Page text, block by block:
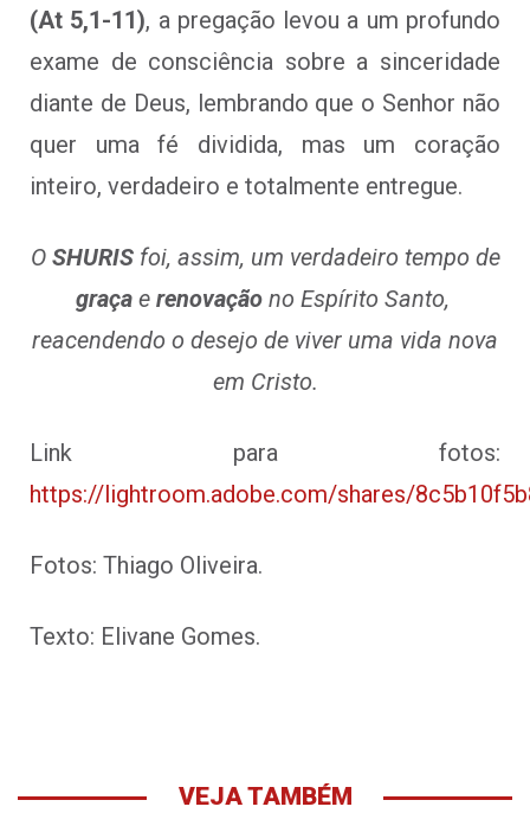
(At 5,1-11), a pregação levou a um profundo
exame de consciência sobre a sinceridade
diante de Deus, lembrando que o Senhor não
quer uma fé dividida, mas um coração
inteiro, verdadeiro e totalmente entregue.
OSHURIS foi, assim, um verdadeiro tempo de
graça e renovaçãono Espírito Santo,
reacendendo o desejo de viver uma vida nova
em Cristo.
Link para fotos:
https://lightroom.adobe.com/shares/
Fotos: Thiago Oliveira.
Texto: Elivane Gomes.
VEJA TAMBÉM